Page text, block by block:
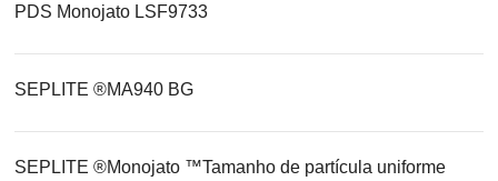
PDS Monojato LSF9733
SEPLITE ®MA940 BG
SEPLITE ®Monojato ™Tamanho de partícula uniforme